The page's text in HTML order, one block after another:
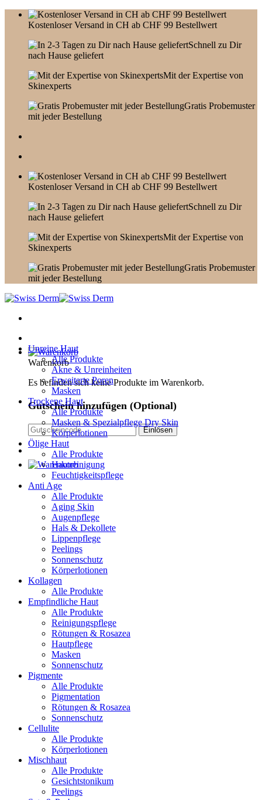
Skip
Kostenloser Versand in CH ab CHF 99 Bestellwert
Schnell zu Dir
nach Hause geliefert
Mit der Expertise von
Skinexperts
Gratis Probemuster
mit jeder Bestellung
Kostenloser Versand in CH ab CHF 99 Bestellwert
Schnell zu Dir
nach Hause geliefert
Mit der Expertise von
Skinexperts
Gratis Probemuster
mit jeder Bestellung
Warenkorb
Es befinden sich keine Produkte im Warenkorb.
Gutschein hinzufügen (Optional)
Unreine Haut
Alle Produkte
Akne & Unreinheiten
Erweiterte Poren
Masken
Trockene Haut
Alle Produkte
Masken & Spezialpflege Dry Skin
Körperlotionen
Ölige Haut
Alle Produkte
Hautreinigung
Feuchtigkeitspflege
Anti Age
Alle Produkte
Aging Skin
Augenpflege
Hals & Dekollete
Lippenpflege
Peelings
Sonnenschutz
Körperlotionen
Kollagen
Alle Produkte
Empfindliche Haut
Alle Produkte
Reinigungspflege
Rötungen & Rosazea
Hautpflege
Masken
Sonnenschutz
Pigmente
Alle Produkte
Pigmentation
Rötungen & Rosazea
Sonnenschutz
Cellulite
Alle Produkte
Körperlotionen
Mischhaut
Alle Produkte
Gesichtstonikum
Peelings